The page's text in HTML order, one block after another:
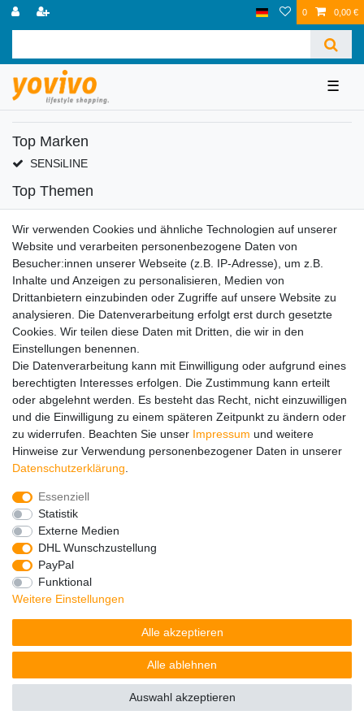
0 0,00 €
☰
Top Marken
SENSiLINE
Top Themen
Adventskalender
Service
Versandinfos
FAQ
Ersatzteile
Registrieren
Wir versenden mit
Impressum Daten­schutz­erklärung AGB
Vertrag widerrufen
© Copyright 2026 | Alle Rechte vorbehalten.
Wir verwenden Cookies und ähnliche Technologien auf unserer
Website und verarbeiten personenbezogene Daten von
Besucher:innen unserer Webseite (z.B. IP-Adresse), um z.B.
Inhalte und Anzeigen zu personalisieren, Medien von
Drittanbietern einzubinden oder Zugriffe auf unsere Website zu
analysieren. Die Datenverarbeitung erfolgt erst durch gesetzte
Cookies. Wir teilen diese Daten mit Dritten, die wir in den
Einstellungen benennen.
Die Datenverarbeitung kann mit Einwilligung oder aufgrund eines
berechtigten Interesses erfolgen. Die Zustimmung kann erteilt
oder abgelehnt werden. Es besteht das Recht, nicht einzuwilligen
und die Einwilligung zu einem späteren Zeitpunkt zu ändern oder
zu widerrufen. Beachten Sie unser Impressum und weitere
Hinweise zur Verwendung personenbezogener Daten in unserer
Daten­schutz­erklärung
Essenziell
Statistik
Externe Medien
DHL Wunschzustellung
PayPal
Funktional
Weitere Einstellungen
Alle akzeptieren
Alle ablehnen
Auswahl akzeptieren